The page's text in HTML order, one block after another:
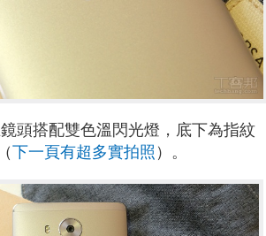
頭搭配雙色溫閃光燈，底下為指紋
下一頁有超多實拍照 ）。